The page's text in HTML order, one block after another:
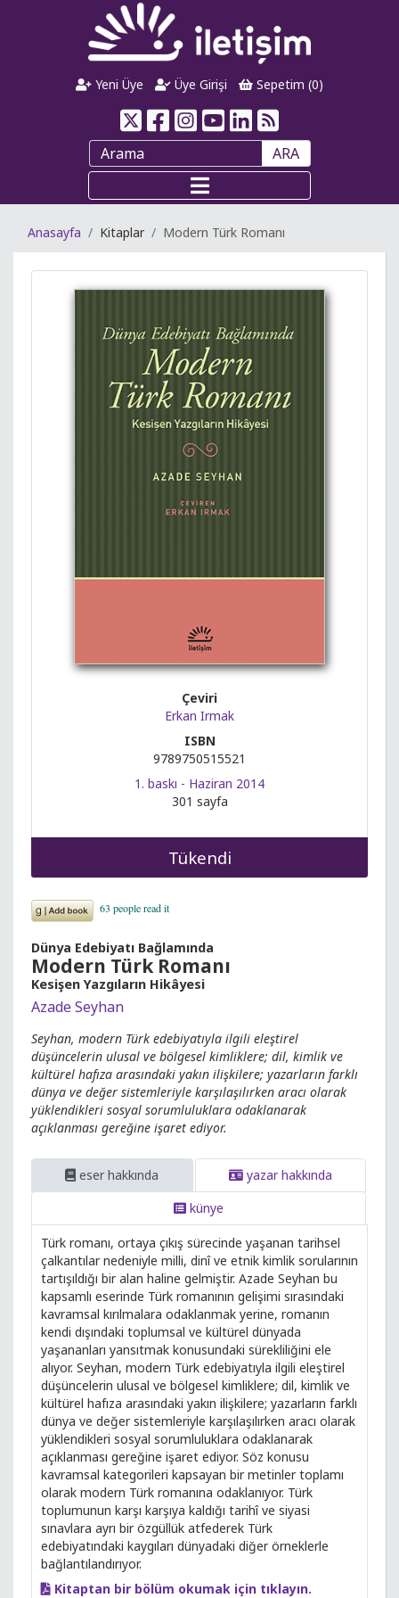
Yeni Üye Üye Girişi Sepetim (0)
ARA
Anasayfa Kitaplar Modern Türk Romanı
Çeviri
Erkan Irmak
ISBN
9789750515521
1. baskı - Haziran 2014
301 sayfa
Tükendi
Dünya Edebiyatı Bağlamında
Modern Türk Romanı
Kesişen Yazgıların Hikâyesi
Azade Seyhan
Seyhan, modern Türk edebiyatıyla ilgili eleştirel
düşüncelerin ulusal ve bölgesel kimliklere; dil, kimlik ve
kültürel hafıza arasındaki yakın ilişkilere; yazarların farklı
dünya ve değer sistemleriyle karşılaşılırken aracı olarak
yüklendikleri sosyal sorumluluklara odaklanarak
açıklanması gereğine işaret ediyor.
eser hakkında
yazar hakkında
künye
Türk romanı, ortaya çıkış sürecinde yaşanan tarihsel
çalkantılar nedeniyle milli, dinî ve etnik kimlik sorularının
tartışıldığı bir alan haline gelmiştir. Azade Seyhan bu
kapsamlı eserinde Türk romanının gelişimi sırasındaki
kavramsal kırılmalara odaklanmak yerine, romanın
kendi dışındaki toplumsal ve kültürel dünyada
yaşananları yansıtmak konusundaki sürekliliğini ele
alıyor. Seyhan, modern Türk edebiyatıyla ilgili eleştirel
düşüncelerin ulusal ve bölgesel kimliklere; dil, kimlik ve
kültürel hafıza arasındaki yakın ilişkilere; yazarların farklı
dünya ve değer sistemleriyle karşılaşılırken aracı olarak
yüklendikleri sosyal sorumluluklara odaklanarak
açıklanması gereğine işaret ediyor. Söz konusu
kavramsal kategorileri kapsayan bir metinler toplamı
olarak modern Türk romanına odaklanıyor. Türk
toplumunun karşı karşıya kaldığı tarihî ve siyasi
sınavlara ayrı bir özgüllük atfederek Türk
edebiyatındaki kaygıları dünyadaki diğer örneklerle
bağlantılandırıyor.
Kitaptan bir bölüm okumak için tıklayın.